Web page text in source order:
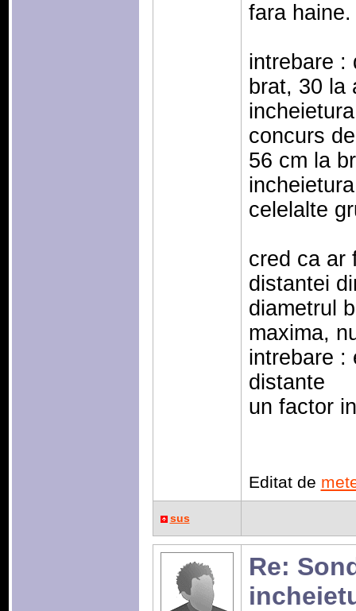
fara haine.
intrebare :
brat, 30 la
concurs
56 cm la
celelalte
cred ca ar
distantei
diametrul
maxima,
intrebare :
distante
un factor
Editat de
sus
Re: